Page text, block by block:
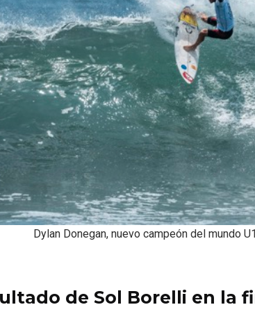
Dylan Donegan, nuevo campeón del mundo
de Sol Borelli en la